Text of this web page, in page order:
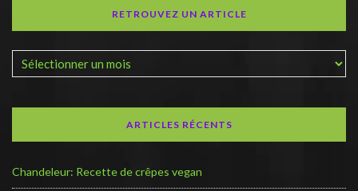
RETROUVEZ UN ARTICLE
ARTICLES RÉCENTS
Chandeleur: Recette de crêpes vegan